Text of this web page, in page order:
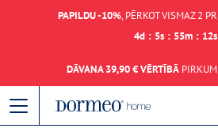
PAPILDU -10%, PĒRKOT VISMAZ 2
4d : 5s : 55m : 12s
DĀVANA 39,90 € VĒRTĪBĀ